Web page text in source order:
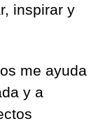
inspirar y
me ayuda
y a